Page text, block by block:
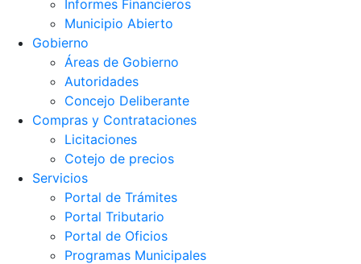
Informes Financieros
Municipio Abierto
Gobierno
Áreas de Gobierno
Autoridades
Concejo Deliberante
Compras y Contrataciones
Licitaciones
Cotejo de precios
Servicios
Portal de Trámites
Portal Tributario
Portal de Oficios
Programas Municipales